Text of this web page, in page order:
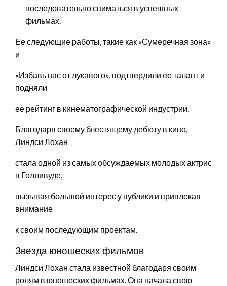
последовательно сниматься в успешных
фильмах.
Ее следующие работы, такие как «Сумеречная зона»
и
«Избавь нас от лукавого», подтвердили ее талант и
подняли
ее рейтинг в кинематографической индустрии.
Благодаря своему блестящему дебюту в кино,
Линдси Лохан
стала одной из самых обсуждаемых молодых актрис
в Голливуде,
вызывая большой интерес у публики и привлекая
внимание
к своим последующим проектам.
Звезда юношеских фильмов
Линдси Лохан стала известной благодаря своим
ролям в юношеских фильмах. Она начала свою